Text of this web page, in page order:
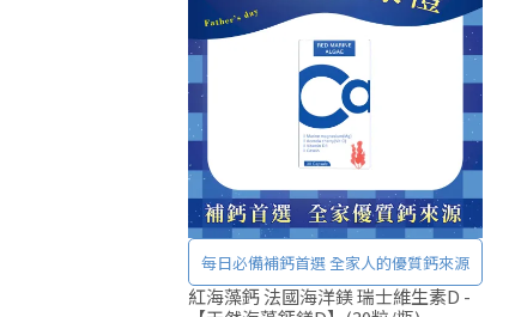
每日必備補鈣首選 全家人的優質鈣來源
紅海藻鈣 法國海洋鎂 瑞士維生素D -